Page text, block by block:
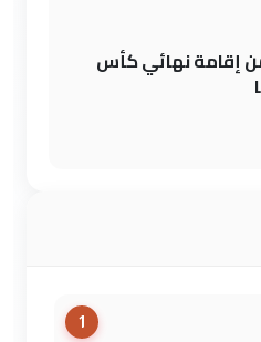
إقامة نهائي كأس
1